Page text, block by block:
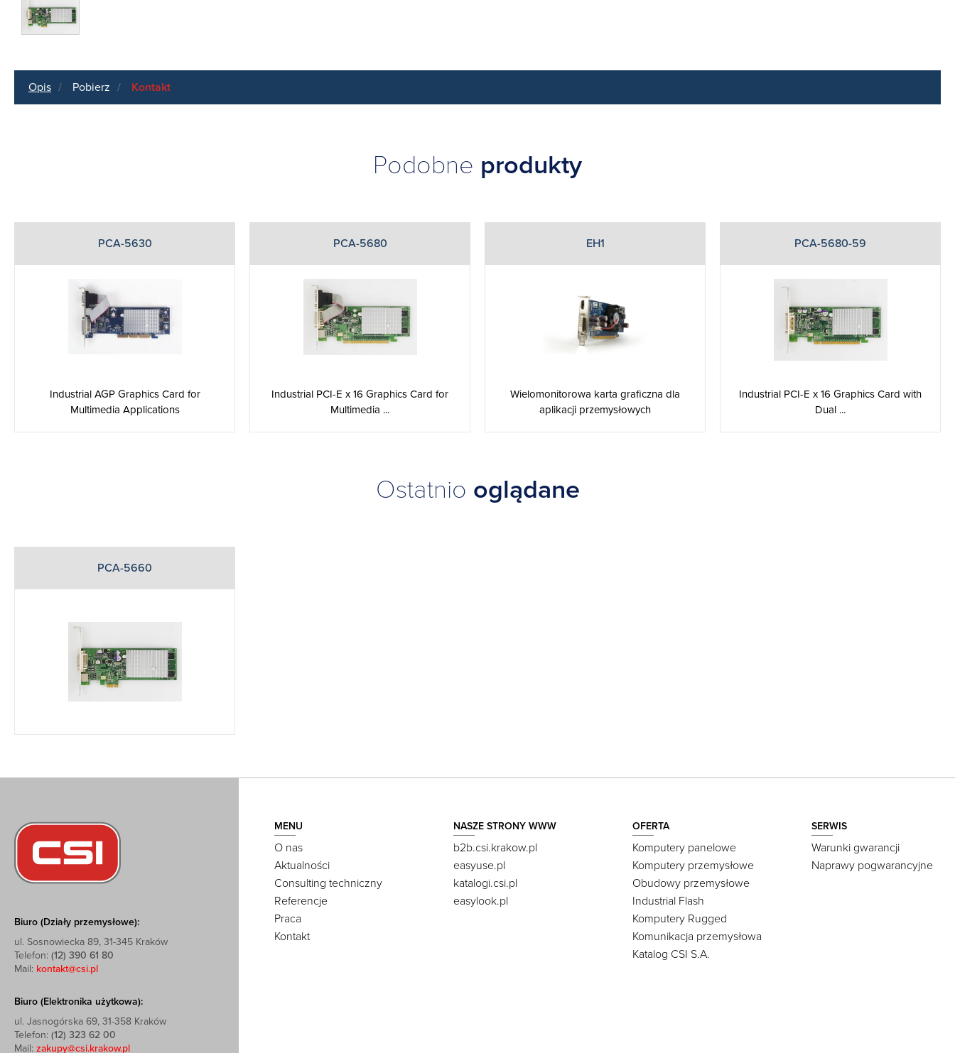
Opis Pobierz Kontakt
Podobne produkty
PCA-5630
Industrial AGP Graphics Card for
Multimedia Applications
PCA-5680
Industrial PCI-E x 16 Graphics Card for
Multimedia ...
EH1
Wielomonitorowa karta graficzna dla
aplikacji przemysłowych
PCA-5680-59
Industrial PCI-E x 16 Graphics Card with
Dual ...
Ostatnio oglądane
PCA-5660
Biuro (Działy przemysłowe):
ul. Sosnowiecka 89, 31-345 Kraków
Telefon: (12) 390 61 80
Mail: kontakt@csi.pl
Biuro (Elektronika użytkowa):
ul. Jasnogórska 69, 31-358 Kraków
Telefon: (12) 323 62 00
Mail: zakupy@csi.krakow.pl
MENU
O nas
Aktualności
Consulting techniczny
Referencje
Praca
Kontakt
NASZE STRONY WWW
b2b.csi.krakow.pl
easyuse.pl
katalogi.csi.pl
easylook.pl
OFERTA
Komputery panelowe
Komputery przemysłowe
Obudowy przemysłowe
Industrial Flash
Komputery Rugged
Komunikacja przemysłowa
Katalog CSI S.A.
SERWIS
Warunki gwarancji
Naprawy pogwarancyjne